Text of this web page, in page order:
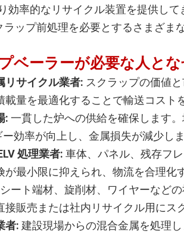
効率的なリサイクル装置を提供し
ップ前処理を必要とするさまざま
ベーラーが必要な人と
リサイクル業者: スクラップの価値
量を最適化することで輸送コスト
: 一貫した炉への供給を確保します
効率が向上し、金属損失が減少しま
処理業者: 車体、パネル、残存フ
最小限に抑えられ、物流を合理化
シート端材、旋削材、ワイヤーなど
販売または社内リサイクル用にス
者: 建設現場からの混合金属を処理